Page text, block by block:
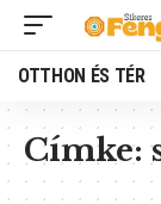
OTTHON ÉS TÉR
Címke: